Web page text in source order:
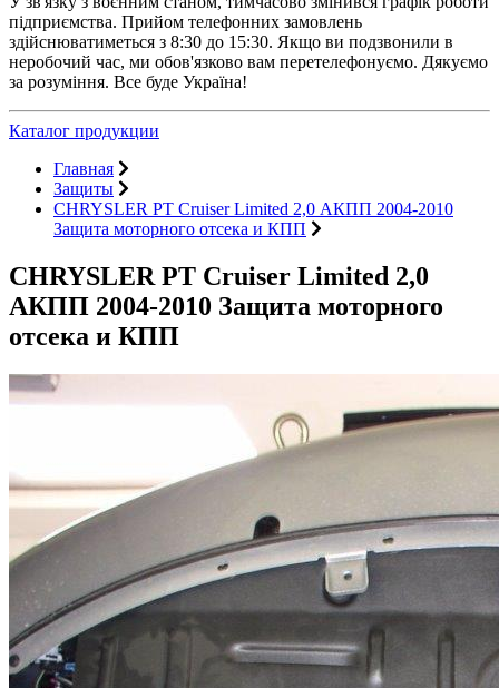
підприємства. Прийом телефонних замовлень
здійснюватиметься з 8:30 до 15:30. Якщо ви подзвонили в
неробочий час, ми обов'язково вам перетелефонуємо. Дякуємо
за розуміння. Все буде Україна!
Каталог продукции
Главная
Защиты
CHRYSLER PT Cruiser Limited 2,0 АКПП 2004-2010
Защита моторного отсека и КПП
CHRYSLER PT Cruiser Limited 2,0
АКПП 2004-2010 Защита моторного
отсека и КПП